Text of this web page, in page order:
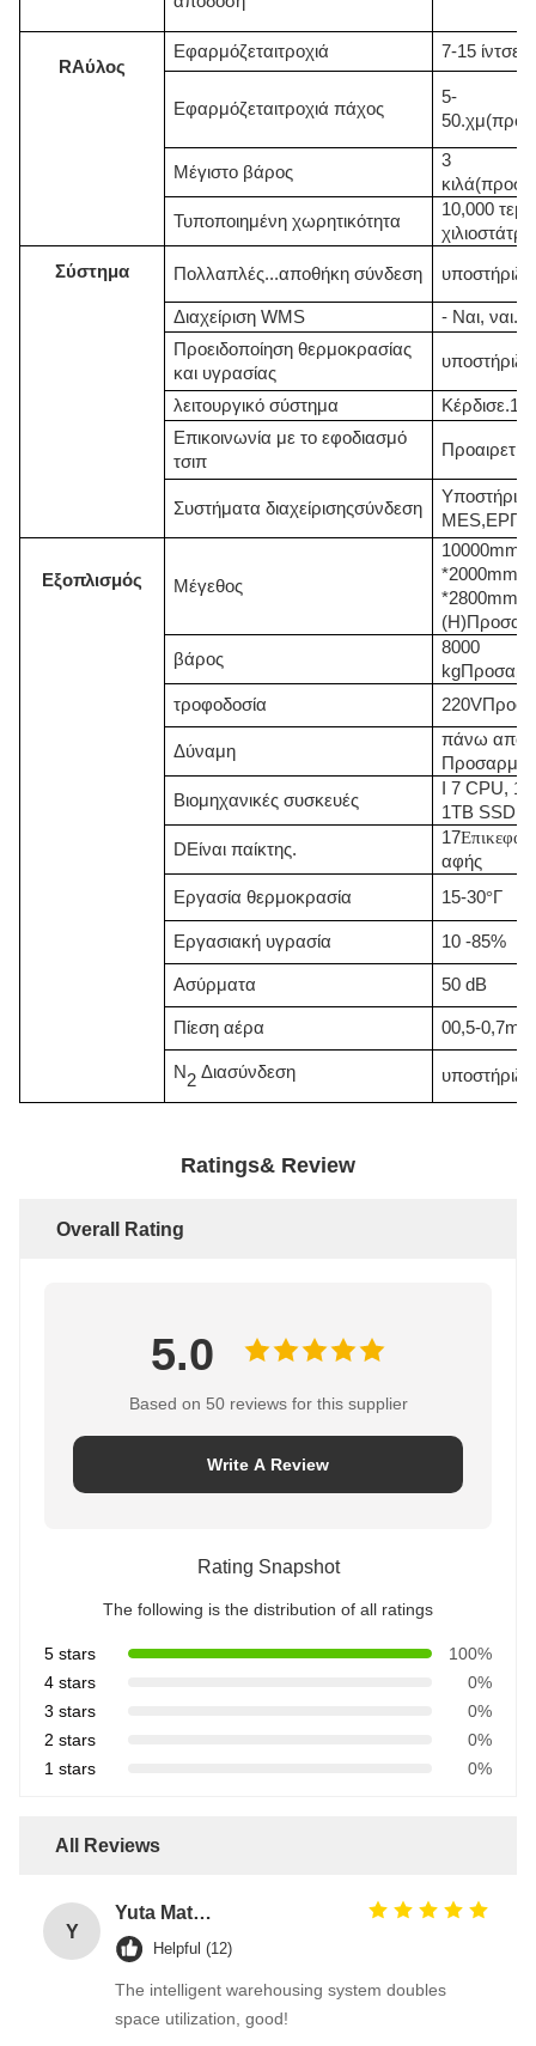
RΑύλος
Εφαρμόζεταιτροχιά 7-15 ίντσες.
Εφαρμόζεταιτροχιά πάχος
5-
50.χμ
Μέγιστο βάρος
3
κιλά
Τυποποιημένη χωρητικότητα
10,000
χιλιοστά
Σύστημα
Πολλαπλές...αποθήκη σύνδεση υποστήριξη
Διαχείριση WMS
- Ναι, ναι.
Προειδοποίηση θερμοκρασίας
και υγρασίας
υποστήριξη
λειτουργικό σύστημα Κέρδισε.10
Επικοινωνία με το εφοδιασμό
τσιπ
Συστήματα διαχείρισηςσύνδεση
Υποστήριξη
MES,ΕΡΠ
Εξοπλισμός Μέγεθος
10000mm
*2000mm
*2800mm
(H)
βάρος
8000
kg
τροφοδοσία
220V
Δύναμη
πάνω από
Βιομηχανικές συσκευές
I 7 CPU,
1TB SSD
DΕίναι παίκτης.
17
αφής
Εργασία θερμοκρασία 15-30°Γ
Εργασιακή υγρασία 10 -85%
Ασύρματα 50 dB
Πίεση αέρα 00,5-
N2 Διασύνδεση υποστήριξη
Ratings& Review
Overall Rating
5.0
Based on 50 reviews for this supplier
Write A Review
Rating Snapshot
The following is the distribution of all ratings
5 stars
100%
4 stars
0%
3 stars
0%
2 stars
0%
1 stars
0%
All Reviews
Y
Yuta Matsumoto
Helpful (12)
The intelligent warehousing system doubles
space utilization, good!